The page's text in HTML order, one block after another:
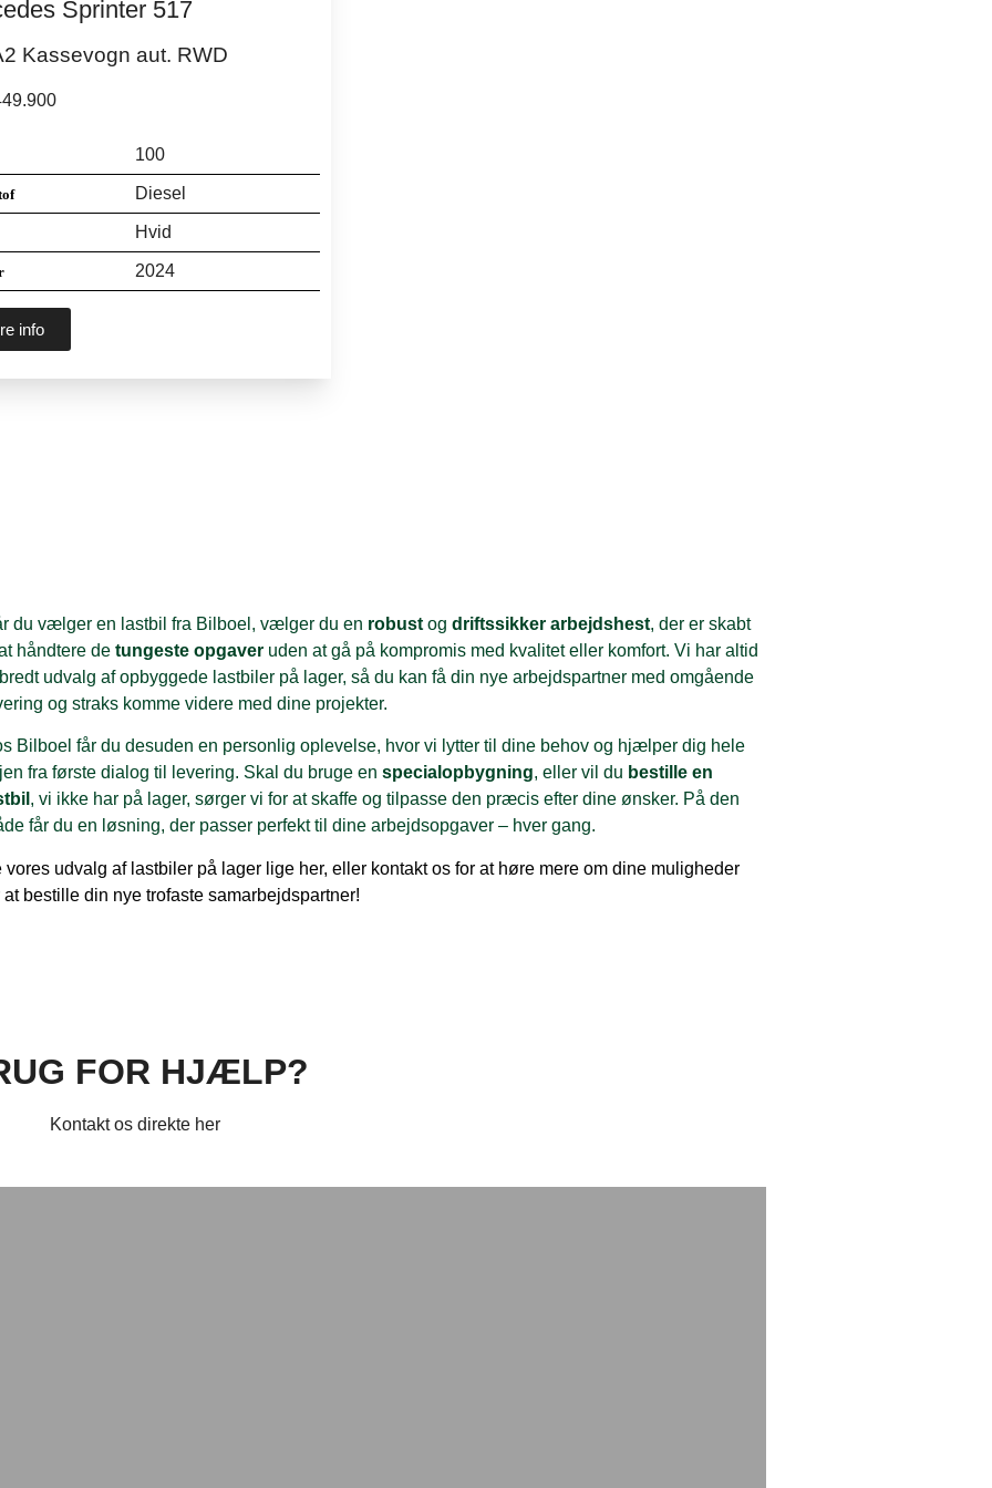
Sprinter 517
Kassevogn aut. RWD
100
Diesel
Hvid
2024
info
du vælger en lastbil fra Bilboel, vælger du en robustog driftssikker arbejdshest, der er skabt
håndtere de tungeste opgaveruden at gå på kompromis med kvalitet eller komfort. Vi har altid
udvalg af opbyggede lastbiler på lager, så du kan få din nye arbejdspartner med omgående
og straks komme videre med dine projekter.
Bilboel får du desuden en personlig oplevelse, hvor vi lytter til dine behov og hjælper dig hele
fra første dialog til levering. Skal du bruge en specialopbygning, eller vil du bestille en
, vi ikke har på lager, sørger vi for at skaffe og tilpasse den præcis efter dine ønsker. På den
får du en løsning, der passer perfekt til dine arbejdsopgaver – hver gang.
vores udvalg af lastbiler på lager lige her, eller kontakt os for at høre mere om dine muligheder
at bestille din nye trofaste samarbejdspartner!
FOR HJÆLP?
Kontakt os direkte her